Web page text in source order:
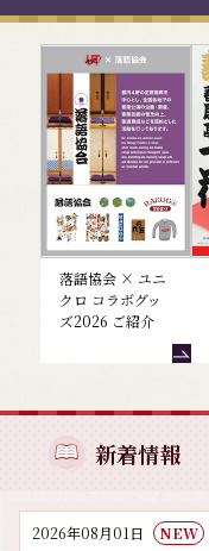
落語協会からのお知らせ
落語協会 × ユニ
クロ コラボグッ
ズ2026 ご紹介
新着情報
2026年08月01日 NEW